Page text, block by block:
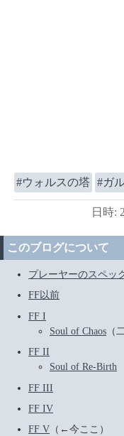
ウォルスの塔 ガ
日時:
このブログについて
プレーヤーのスペッ
FF以前
FF I
Soul of Chaos （
FF II
Soul of Re-Birth
FF III
FF IV
FF V （←今ここ）